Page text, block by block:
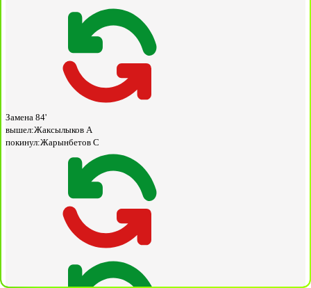
Замена 84'
вышел:Жаксылыков А
покинул:Жарынбетов С